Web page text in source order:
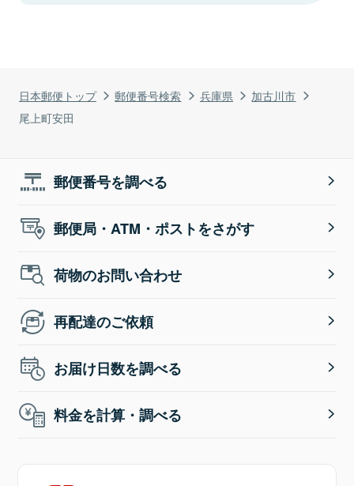
日本郵便トップ 郵便番号検索 兵庫県
加古川市
尾上町安田
郵便番号を調べる
郵便局・ATM・ポストをさがす
荷物のお問い合わせ
再配達のご依頼
お届け日数を調べる
料金を計算・調べる